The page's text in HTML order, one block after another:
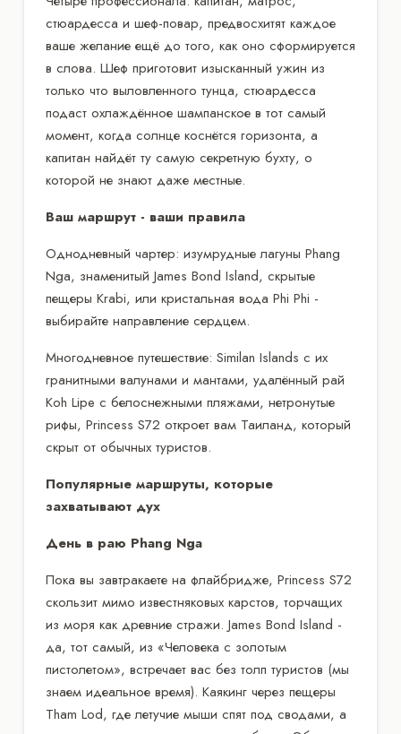
стюардесса и шеф-повар, предвосхитят каждое
ваше желание ещё до того, как оно сформируется
в слова. Шеф приготовит изысканный ужин из
только что выловленного тунца, стюардесса
подаст охлаждённое шампанское в тот самый
момент, когда солнце коснётся горизонта, а
капитан найдёт ту самую секретную бухту, о
которой не знают даже местные.
Ваш маршрут - ваши правила
Однодневный чартер: изумрудные лагуны Phang
Nga, знаменитый James Bond Island, скрытые
пещеры Krabi, или кристальная вода Phi Phi -
выбирайте направление сердцем.
Многодневное путешествие: Similan Islands с их
гранитными валунами и мантами, удалённый рай
Koh Lipe с белоснежными пляжами, нетронутые
рифы, Princess S72 откроет вам Таиланд, который
скрыт от обычных туристов.
Популярные маршруты, которые
захватывают дух
День в раю Phang Nga
Пока вы завтракаете на флайбридже, Princess S72
скользит мимо известняковых карстов, торчащих
из моря как древние стражи. James Bond Island -
да, тот самый, из «Человека с золотым
пистолетом», встречает вас без толп туристов (мы
знаем идеальное время). Каякинг через пещеры
Tham Lod, где летучие мыши спят под сводами, а